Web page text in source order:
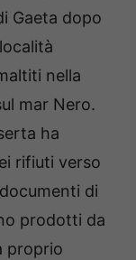
Gaeta dopo
nella
mar Nero.
ha
rifiuti verso
di
prodotti da
proprio